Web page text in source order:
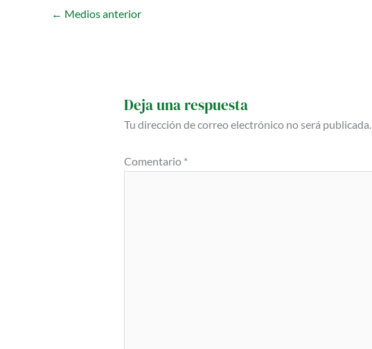
← Medios anterior
Deja una respuesta
Tu dirección de correo electrónico no será publicada.
Comentario *